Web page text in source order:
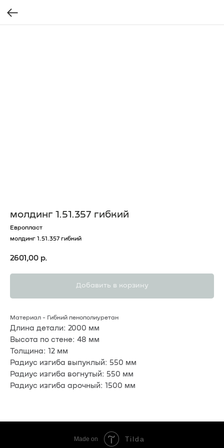
молдинг 1.51.357 гибкий
Европласт
молдинг 1.51.357 гибкий
2601,00 р.
Добавить в корзину
Материал - Гибкий пенополиуретан
Длина детали: 2000 мм
Высота по стене: 48 мм
Толщина: 12 мм
Радиус изгиба выпуклый: 550 мм
Радиус изгиба вогнутый: 550 мм
Радиус изгиба арочный: 1500 мм
Made on Tilda